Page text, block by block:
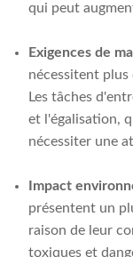
qui peut
Exigences de
nécessitent plus
Les tâches
et l'égalisation,
nécessiter une
Impact
présentent un
raison de leur
toxiques et